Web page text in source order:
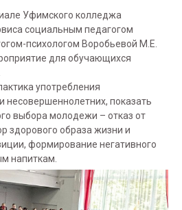
Уфимского колледжа
социальным педагогом
психологом Воробьевой М.Е.
для обучающихся
употребления
несовершеннолетних, показать
выбора молодежи – отказ от
здорового образа жизни и
формирование негативного
напиткам.